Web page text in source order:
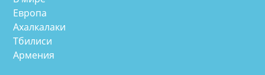
Европа
Ахалкалаки
Тбилиси
Армения